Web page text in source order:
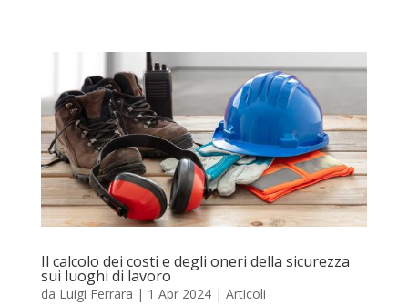
Il calcolo dei costi e degli oneri della sicurezza
sui luoghi di lavoro
da Luigi Ferrara | 1 Apr 2024| Articoli